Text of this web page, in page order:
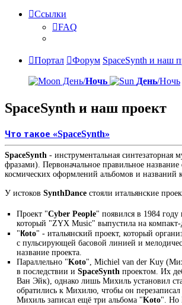
Ссылки
FAQ
Портал Форум SpaceSynth и наш
День/Ночь День/Ночь
SpaceSynth и наш проект
Что такое «SpaceSynth»
SpaceSynth - инструментальная
фразами). Первоначальное правильное название
космических оформлений альбомов и названий
У истоков SynthDance стояли итальянские
Проект "Cyber People" появился в 1984
который "ZYX Music" выпустила на
" Кoto" - итальянский проект, который
с пульсирующей басовой линией и
название проекта.
Параллельно "Koto", Michiel van der Kuy
в последствии и SpaceSynth проектом. Их
Ван Эйк), однако лишь Михиль установил
обратились к Михилю, чтобы он
Михиль записал ещё три альбома "Koto". Но